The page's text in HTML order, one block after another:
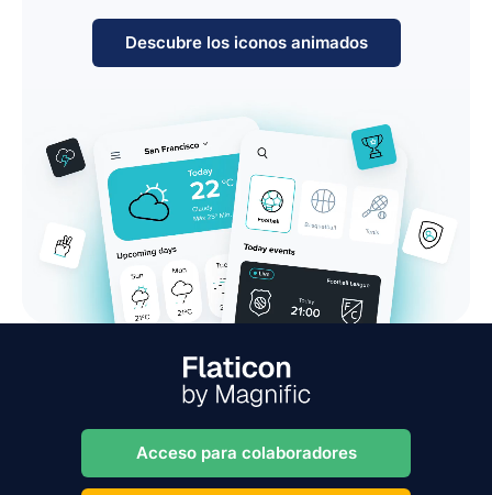
Descubre los iconos animados
Acceso para colaboradores